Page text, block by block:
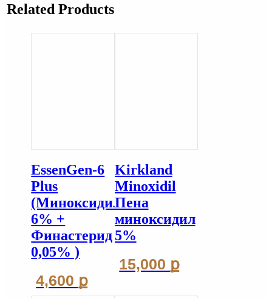
Related Products
EssenGen-6
Plus
(Миноксидил
6% +
Финастерид
0,05% )
4,600 ք
Kirkland
Minoxidil
Пена
миноксидил
5%
15,000 ք